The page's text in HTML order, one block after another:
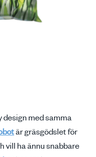
design med samma
är gräsgödslet för
vill ha ännu snabbare